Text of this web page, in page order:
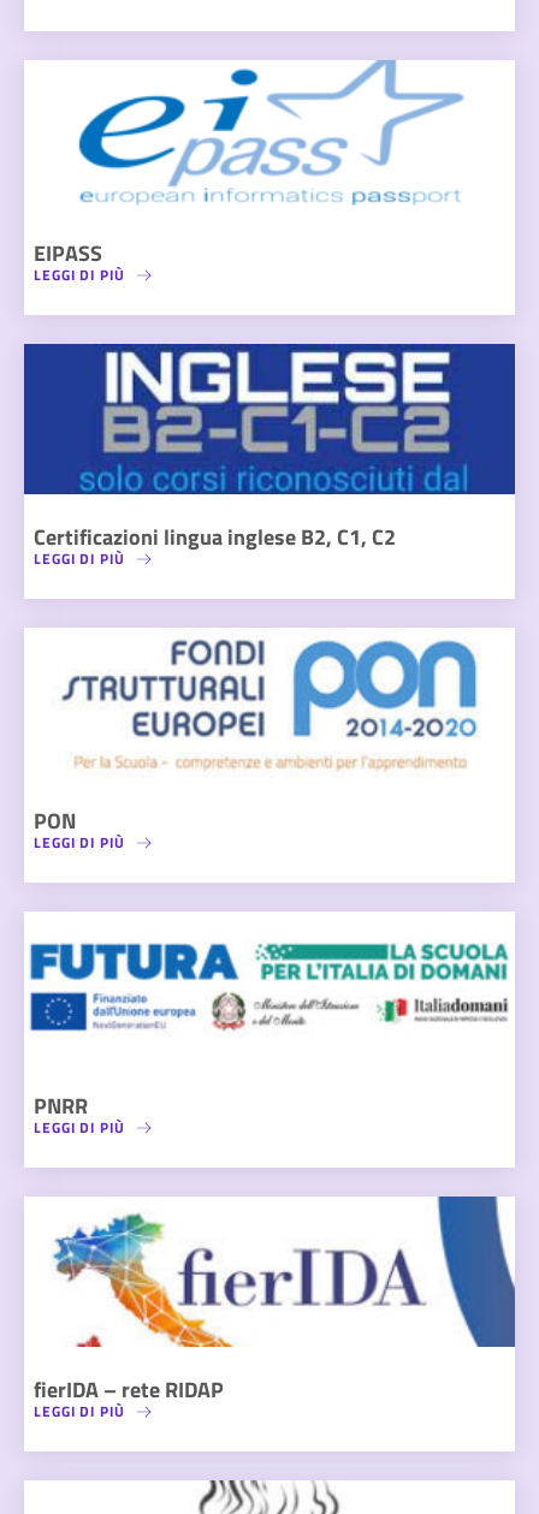
EIPASS
LEGGI DI PIÙ
Certificazioni lingua inglese B2, C1, C2
LEGGI DI PIÙ
PON
LEGGI DI PIÙ
PNRR
LEGGI DI PIÙ
fierIDA – rete RIDAP
LEGGI DI PIÙ